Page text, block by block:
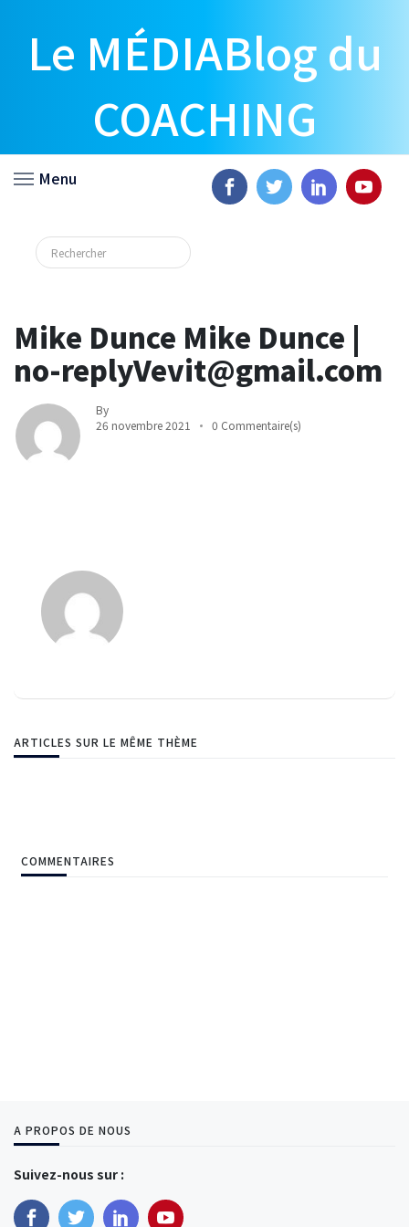
Le MÉDIABlog du
COACHING
Menu
Mike Dunce Mike Dunce |
no-replyVevit@gmail.com
By
26 novembre 2021
0 Commentaire(s)
ARTICLES SUR LE MÊME THÈME
COMMENTAIRES
A PROPOS DE NOUS
Suivez-nous sur :